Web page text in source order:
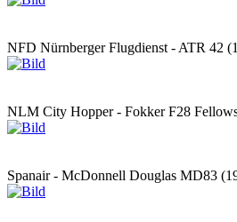
NFD Nürnberger Flugdienst - ATR 42
NLM City Hopper - Fokker F28
Spanair - McDonnell Douglas MD83